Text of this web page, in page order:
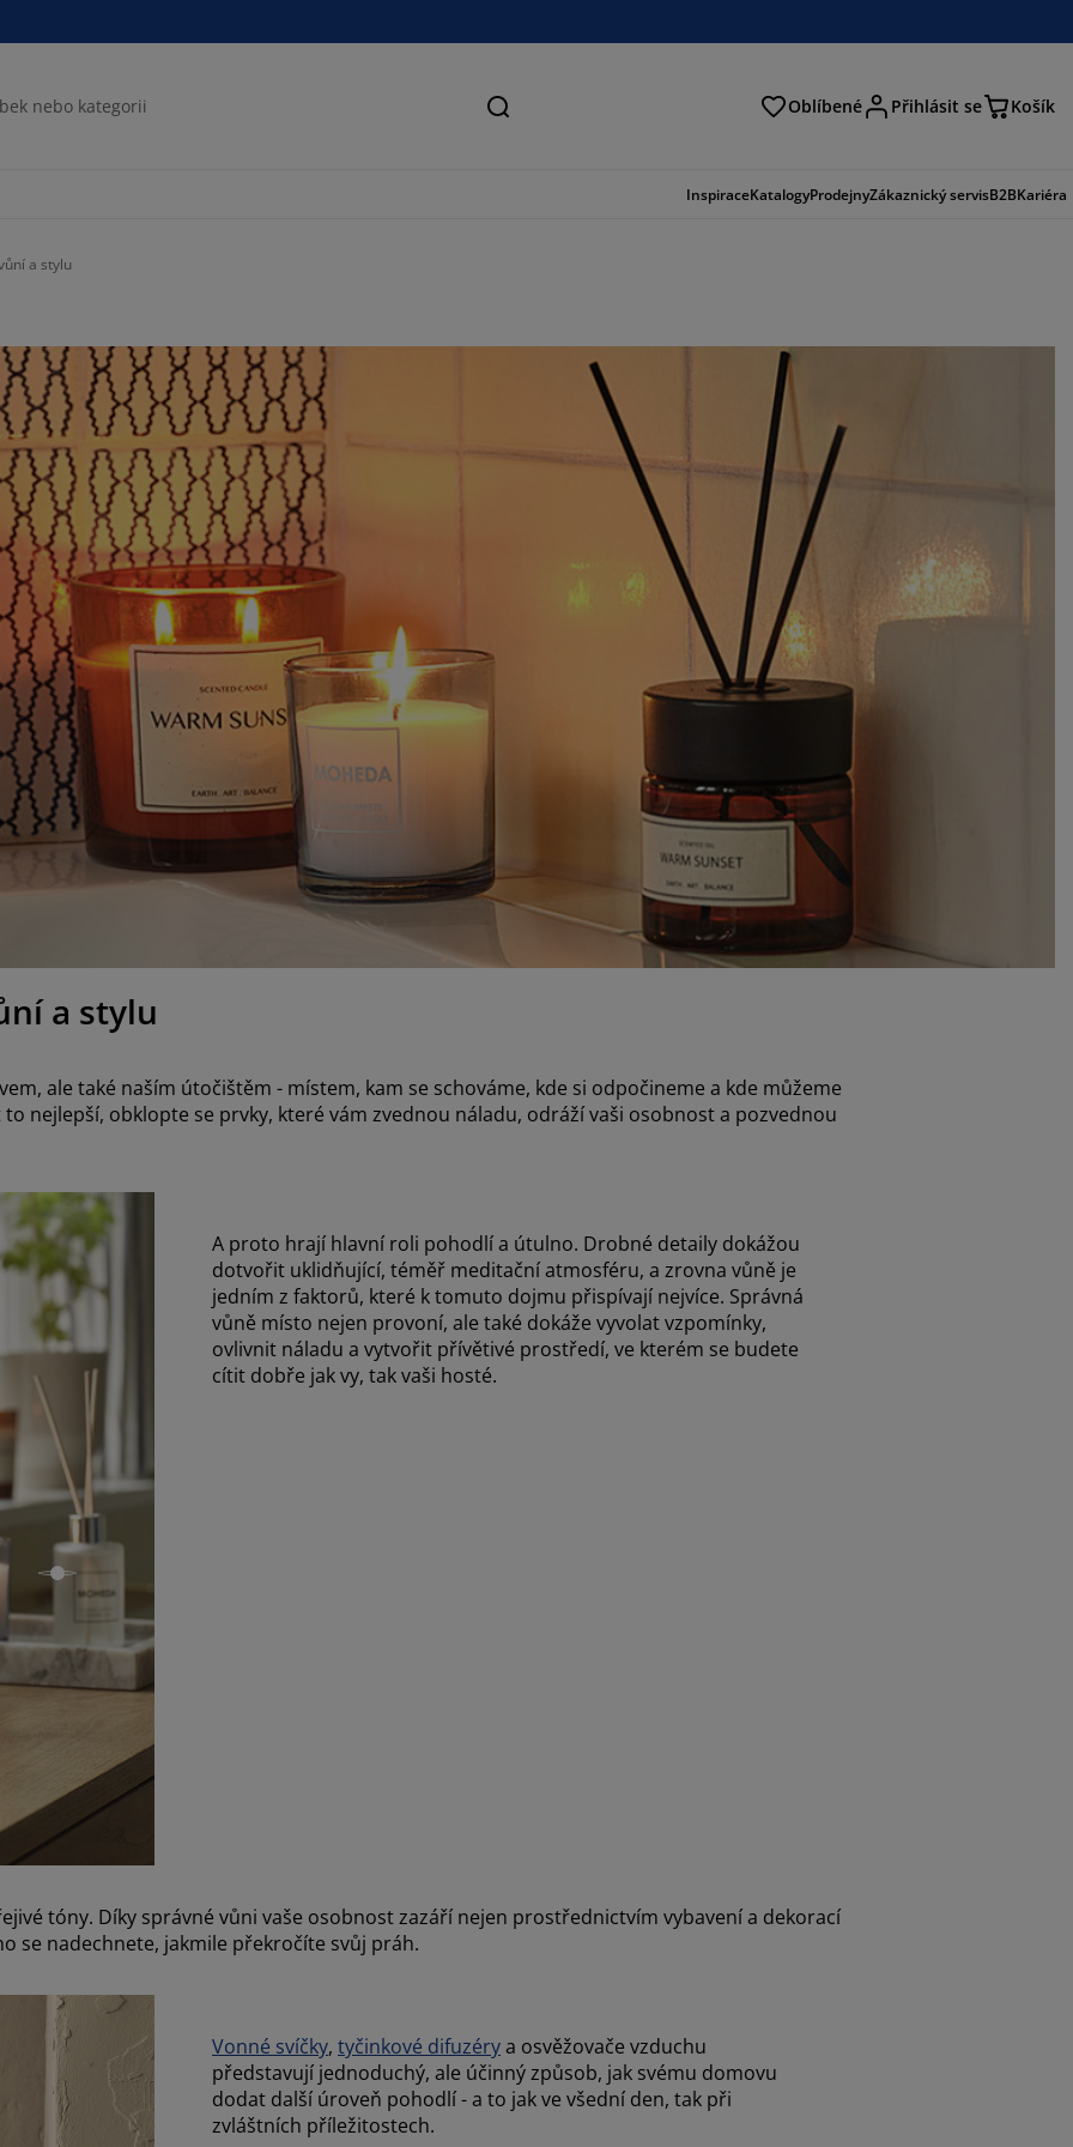
Hledat Oblíbené Přihlásit se Košík
InspiraceKatalogyProdejnyZákaznický servisB2BKariéra
a stylu
a stylu
ale také naším útočištěm - místem, kam se schováme, kde si odpočineme a kde můžeme
nejlepší, obklopte se prvky, které vám zvednou náladu, odráží vaši osobnost a pozvednou
open
A proto hrají hlavní roli pohodlí a útulno. Drobné detaily dokážou
dotvořit uklidňující, téměř meditační atmosféru, a zrovna vůně je
jedním z faktorů, které k tomuto dojmu přispívají nejvíce. Správná
vůně místo nejen provoní, ale také dokáže vyvolat vzpomínky,
ovlivnit náladu a vytvořit přívětivé prostředí, ve kterém se budete
cítit dobře jak vy, tak vaši hosté.
tóny. Díky správné vůni vaše osobnost zazáří nejen prostřednictvím vybavení a dekorací
se nadechnete, jakmile překročíte svůj práh.
Vonné svíčky, tyčinkové difuzérya osvěžovače vzduchu
představují jednoduchý, ale účinný způsob, jak svému domovu
dodat další úroveň pohodlí - a to jak ve všední den, tak při
zvláštních příležitostech.